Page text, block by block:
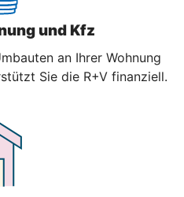
und Kfz
an Ihrer Wohnung
Sie die R+V finanziell.